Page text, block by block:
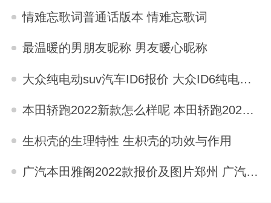
2025-10-03
情难忘歌词普通话版本 情难忘歌词
2025-10-03
最温暖的男朋友昵称 男友暖心昵称
2025-10-03
大众纯电动suv汽车ID6报价 大众ID6纯电动车价格落地价
2025-10-03
本田轿跑2022新款怎么样呢 本田轿跑2022新款怎么样
2025-10-03
生枳壳的生理特性 生枳壳的功效与作用
2025-10-03
广汽本田雅阁2022款报价及图片郑州 广汽本田雅阁2022款报价及图片